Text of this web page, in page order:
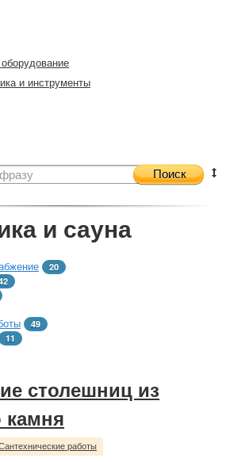
и инструменты
Поиск
и сауна
20
49
11
столешниц из
камня
работы